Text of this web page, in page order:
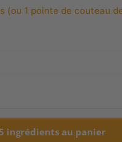
(ou 1 pointe de couteau
ingrédients au panier